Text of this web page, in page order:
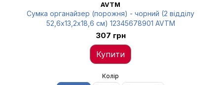
AVTM
Сумка органайзер (порожня) - чорний (2 відділу
52,6х13,2х18,6 см) 12345678901 AVTM
307 грн
Купити
Колір